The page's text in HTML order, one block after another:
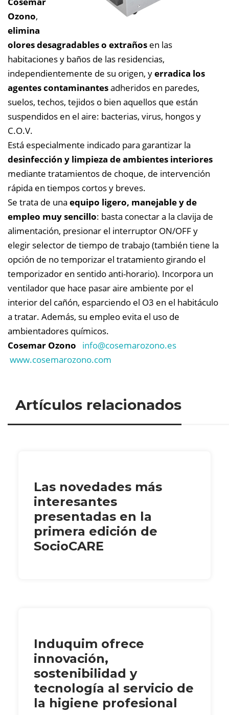
Ozono,
elimina
olores desagradables o extraños en las
habitaciones y baños de las residencias,
independientemente de su origen, yerradica los
agentes contaminantesadheridos en paredes,
suelos, techos, tejidos o bien aquellos que están
suspendidos en el aire: bacterias, virus, hongos y
C.O.V.
Está especialmente indicado para garantizar la
desinfección y limpieza de ambientes interiores
mediante tratamientos de choque, de intervención
rápida en tiempos cortos y breves.
Se trata de una equipo ligero, manejable y de
empleo muy sencillo: basta conectar a la clavija de
alimentación, presionar el interruptor ON/OFF y
elegir selector de tiempo de trabajo (también tiene la
opción de no temporizar el tratamiento girando el
temporizador en sentido anti-horario). Incorpora un
ventilador que hace pasar aire ambiente por el
interior del cañón, esparciendo el O3 en el habitáculo
a tratar. Además, su empleo evita el uso de
ambientadores químicos.
Cosemar Ozono
info@cosemarozono.es
www.cosemarozono.com
Artículos relacionados
Las novedades más
interesantes
presentadas en la
primera edición de
SocioCARE
Induquim ofrece
innovación,
sostenibilidad y
tecnología al servicio de
la higiene profesional